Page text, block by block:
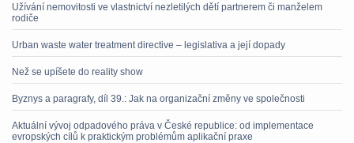
Užívání nemovitosti ve vlastnictví nezletilých dětí partnerem či manželem
rodiče
Urban waste water treatment directive – legislativa a její dopady
Než se upíšete do reality show
Byznys a paragrafy, díl 39.: Jak na organizační změny ve společnosti
Aktuální vývoj odpadového práva v České republice: od implementace
evropských cílů k praktickým problémům aplikační praxe